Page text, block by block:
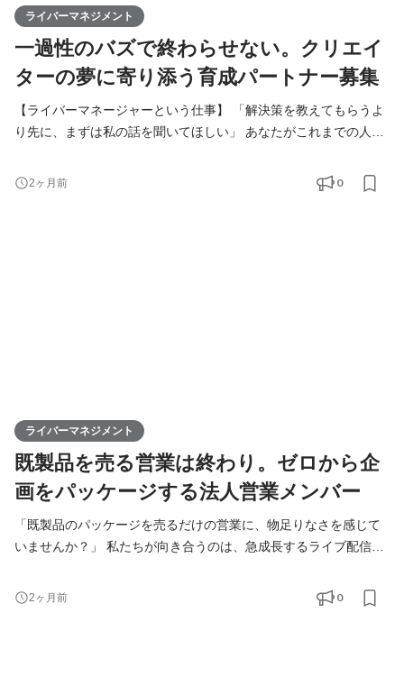
ライバーマネジメント
一過性のバズで終わらせない。クリエイ
ターの夢に寄り添う育成パートナー募集
【ライバーマネージャーという仕事】 「解決策を教えてもらうよ
り先に、まずは私の話を聞いてほしい」 あなたがこれまでの人生
と耳を傾けたことはありませんか？ 私たちが考えるライバーマネ
ージャーは、単なる管理職ではありません 。ライブ配信という表
2ヶ月前 0
ライバーマネジメント
既製品を売る営業は終わり。ゼロから企
画をパッケージする法人営業メンバー
「既製品のパッケージを売るだけの営業に、物足りなさを感じて
いませんか？」 私たちが向き合うのは、急成長するライブ配信市
的なアプローチ力を武器に、データに基づいたクリーンでロジカ
2ヶ月前 0